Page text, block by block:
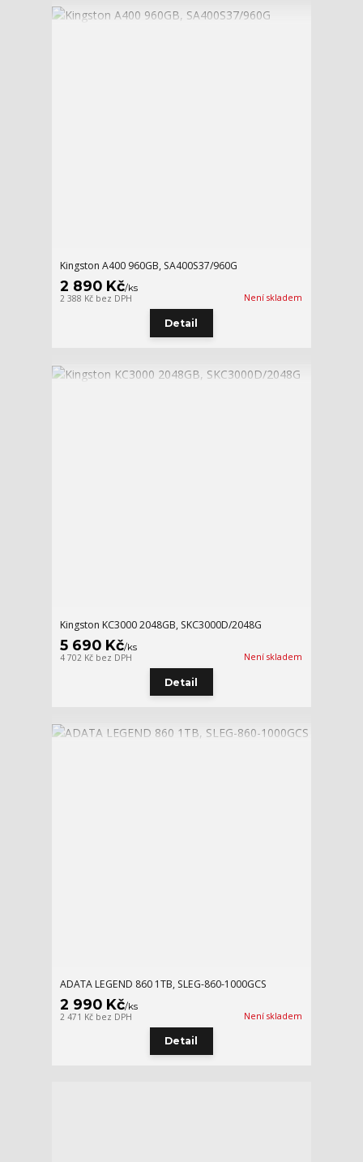
Kingston A400 960GB, SA400S37/960G
2 890 Kč/ks
2 388 Kč bez DPH Není skladem
Detail
Kingston KC3000 2048GB, SKC3000D/2048G
5 690 Kč/ks
4 702 Kč bez DPH Není skladem
Detail
ADATA LEGEND 860 1TB, SLEG-860-1000GCS
2 990 Kč/ks
2 471 Kč bez DPH Není skladem
Detail